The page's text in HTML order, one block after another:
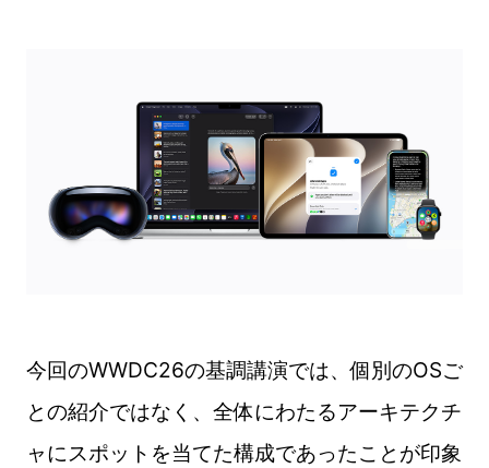
今回のWWDC26の基調講演では、個別のOSご
との紹介ではなく、全体にわたるアーキテクチ
ャにスポットを当てた構成であったことが印象